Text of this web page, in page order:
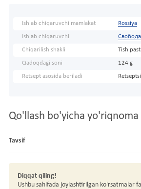
Ishlab chiqaruvchi mamlakat Rossiya
Ishlab chiqaruvchi
Chiqarilish shakli Tish
Qadoqdagi soni 124 g
Retsept asosida beriladi
Qo'llash bo'yicha yo'riqnoma
Tavsif
Diqqat qiling!
Ushbu sahifada joylashtirilgan ko'rsatmalar